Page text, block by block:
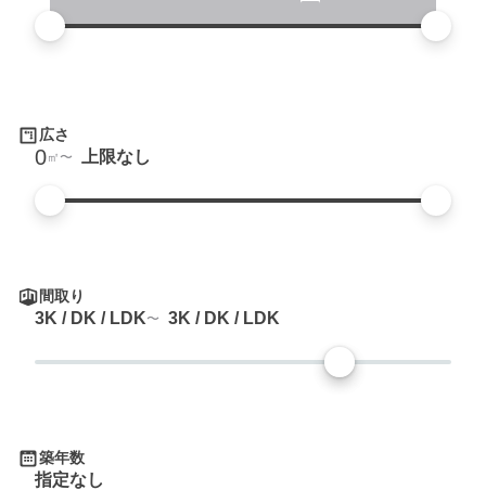
広さ
0㎡ 上限なし
間取り
3K / DK / LDK 3K / DK / LDK
築年数
指定なし